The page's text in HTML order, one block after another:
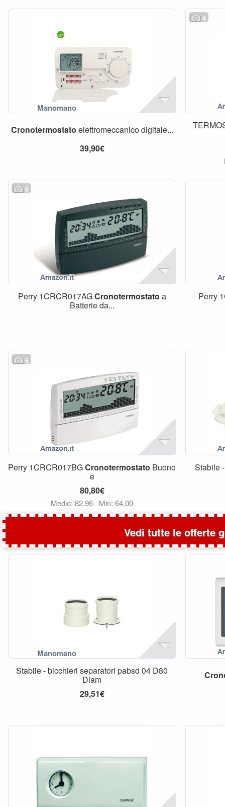
Cronotermostato elettromeccanico digitale...
39,90€
4
6
Perry 1CRCR017AGCronotermostato a
Batterie da...
Perry
6
Perry 1CRCR017BGCronotermostato Buono
e
80,80€
Medio: 82,96 Min: 64,00
Stabile
Vedi tutte le offerte
Stabile - bicchieri separatori pabsd 04 D80
Diam
29,51€